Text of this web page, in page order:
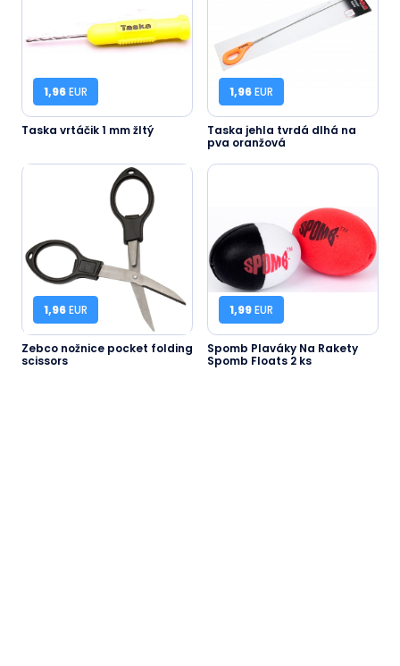
1,96EUR
Taska vrtáčik 1 mm žltý
1,96EUR
Taska jehla tvrdá dlhá na
pva oranžová
1,96EUR
Zebco nožnice pocket folding
scissors
1,99EUR
Spomb Plaváky Na Rakety
Spomb Floats 2 ks